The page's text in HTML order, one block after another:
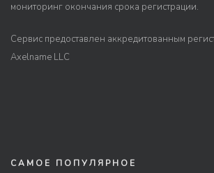
мониторинг окончания срока регистрации.
Сервис предоставлен аккредитованным
Axelname LLC
САМОЕ ПОПУЛЯРНОЕ